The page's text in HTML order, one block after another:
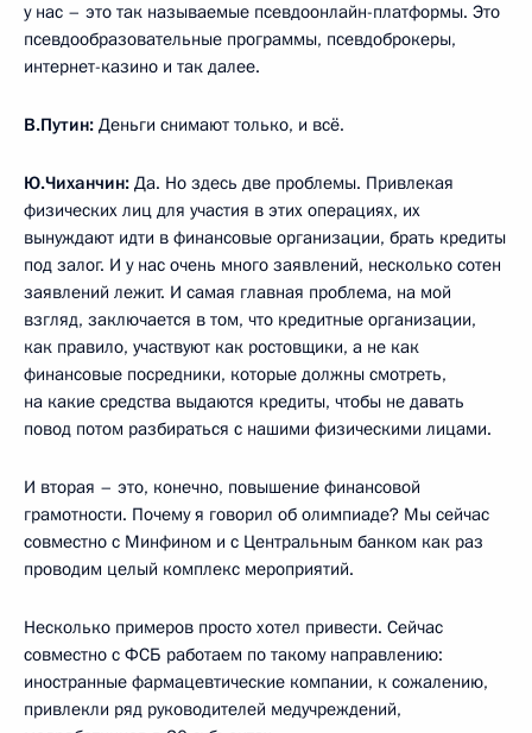
у нас – это так называемые псевдоонлайн-платформы. Это
псевдообразовательные программы, псевдоброкеры,
интернет-казино и так далее.
В.Путин: Деньги снимают только, и всё.
Ю.Чиханчин: Да. Но здесь две проблемы. Привлекая
физических лиц для участия в этих операциях, их
вынуждают идти в финансовые организации, брать кредиты
под залог. И у нас очень много заявлений, несколько сотен
заявлений лежит. И самая главная проблема, на мой
взгляд, заключается в том, что кредитные организации,
как правило, участвуют как ростовщики, а не как
финансовые посредники, которые должны смотреть,
на какие средства выдаются кредиты, чтобы не давать
повод потом разбираться с нашими физическими лицами.
И вторая – это, конечно, повышение финансовой
грамотности. Почему я говорил об олимпиаде? Мы сейчас
совместно с Минфином и с Центральным банком как раз
проводим целый комплекс мероприятий.
Несколько примеров просто хотел привести. Сейчас
совместно с ФСБ работаем по такому направлению:
иностранные фармацевтические компании, к сожалению,
привлекли ряд руководителей медучреждений,